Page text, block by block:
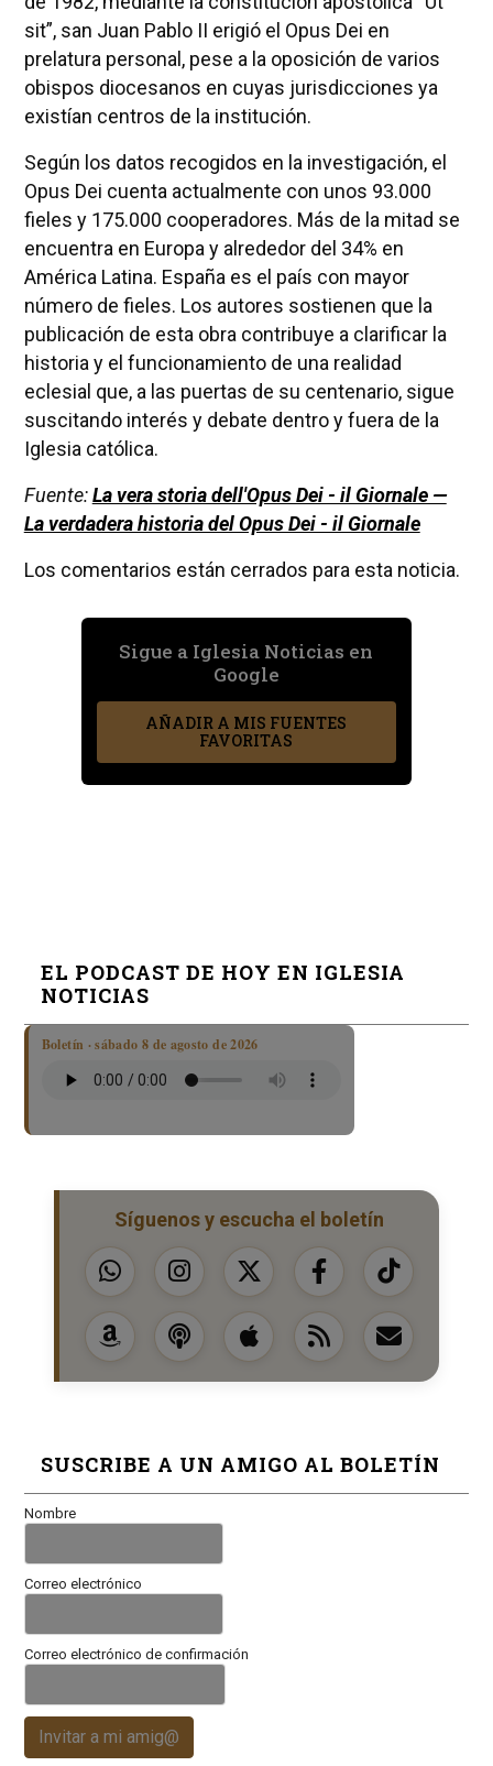
sit”, san Juan Pablo II erigió el Opus Dei en
prelatura personal, pese a la oposición de varios
obispos diocesanos en cuyas jurisdicciones ya
existían centros de la institución.
Según los datos recogidos en la investigación, el
Opus Dei cuenta actualmente con unos 93.000
fieles y 175.000 cooperadores. Más de la mitad se
encuentra en Europa y alrededor del 34% en
América Latina. España es el país con mayor
número de fieles. Los autores sostienen que la
publicación de esta obra contribuye a clarificar la
historia y el funcionamiento de una realidad
eclesial que, a las puertas de su centenario, sigue
suscitando interés y debate dentro y fuera de la
Iglesia católica.
Fuente:La vera storia dell'Opus Dei - il Giornale —
La verdadera historia del Opus Dei - il Giornale
Los comentarios están cerrados para esta noticia.
Sigue a Iglesia Noticias en
Google
AÑADIR A MIS FUENTES
FAVORITAS
EL PODCAST DE HOY EN IGLESIA
NOTICIAS
Boletín · sábado 8 de agosto de 2026
Síguenos y escucha el boletín
SUSCRIBE A UN AMIGO AL BOLETÍN
Nombre
Correo electrónico
Correo electrónico de confirmación
Invitar a mi amig@